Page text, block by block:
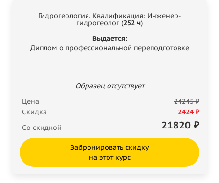
Гидрогеология. Квалификация: Инженер-
гидрогеолог (252 ч)
Выдается:
Диплом о профессиональной переподготовке
Образец отсутствует
Цена
24245 ₽
Скидка
2424 ₽
Со скидкой
21820 ₽
Забронировать скидку
на этот курс